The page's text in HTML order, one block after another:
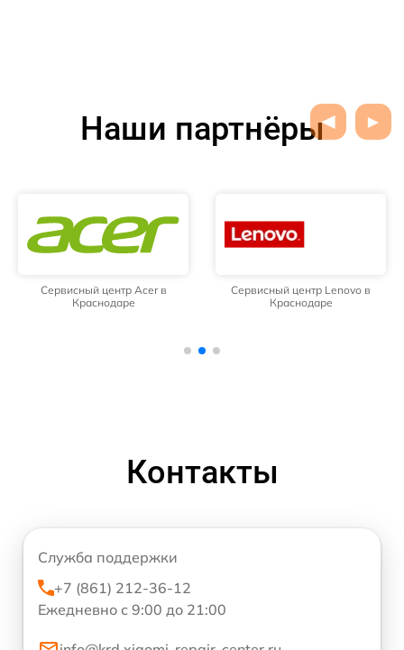
Наши партнёры
Сервисный центр Acer в
Краснодаре
Сервисный центр Lenovo в
Краснодаре
Контакты
Служба поддержки
+7 (861) 212-36-12
Ежедневно с 9:00 до 21:00